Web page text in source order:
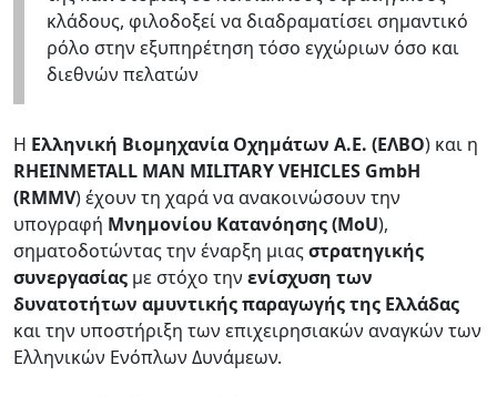
κλάδους, φιλοδοξεί να διαδραματίσει σημαντικό
ρόλο στην εξυπηρέτηση τόσο εγχώριων όσο και
διεθνών πελατών
Η Ελληνική Βιομηχανία Οχημάτων Α.Ε. (ΕΛΒΟ) και η
RHEINMETALL MAN MILITARY VEHICLES GmbH
(RMMV) έχουν τη χαρά να ανακοινώσουν την
υπογραφή Μνημονίου Κατανόησης (MoU),
σηματοδοτώντας την έναρξη μιαςστρατηγικής
συνεργασίας με στόχο την ενίσχυση των
δυνατοτήτων αμυντικής παραγωγής της Ελλάδας
και την υποστήριξη των επιχειρησιακών αναγκών των
Ελληνικών Ενόπλων Δυνάμεων.